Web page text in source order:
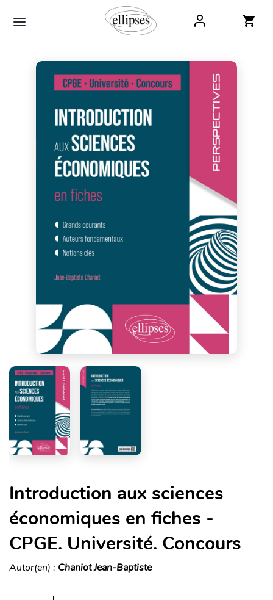
Introduction aux sciences
économiques en fiches -
CPGE. Université. Concours
Autor(en) : Chaniot Jean-Baptiste